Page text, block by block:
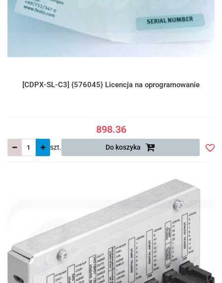
[CDPX-SL-C3] {576045} Licencja na oprogramowanie
898.36
szt. Do koszyka